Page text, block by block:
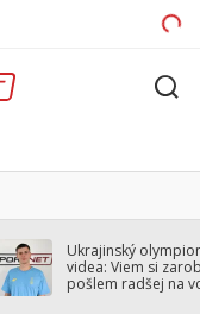
Ukrajinský
videa: Viem si
pošlem radšej na